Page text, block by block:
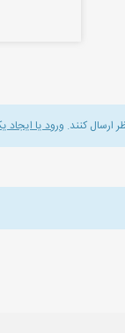
ارسال کنند. ورود یا